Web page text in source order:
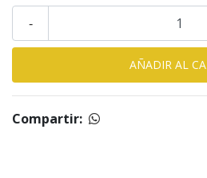
-
Compartir: